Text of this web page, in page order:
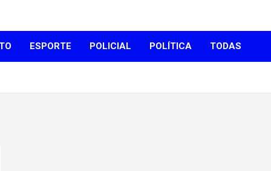
ESPORTE POLICIAL POLÍTICA TODAS